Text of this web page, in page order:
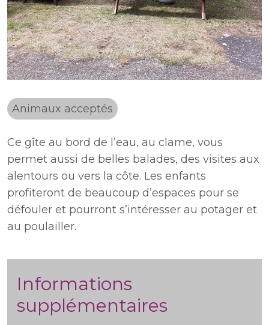
Animaux acceptés
Ce gîte au bord de l’eau, au clame, vous
permet aussi de belles balades, des visites aux
alentours ou vers la côte. Les enfants
profiteront de beaucoup d’espaces pour se
défouler et pourront s’intéresser au potager et
au poulailler.
Informations
supplémentaires